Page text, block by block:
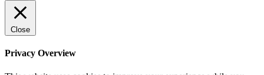
Close
Privacy Overview